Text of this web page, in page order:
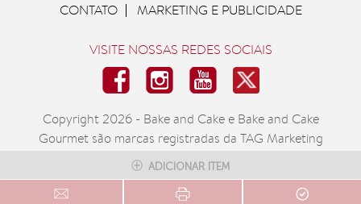
ADICIONAR ITEM
ferramentas e facilidades para você, por favor nos
Onde você mora?
CONTATO
MARKETING E PUBLICIDADE
VISITE NOSSAS REDES SOCIAIS
Copyright 2026 - Bake and Cake e Bake and Cake
Gourmet são marcas registradas da TAG Marketing
Solutions Ltda.
TERMOS DE USOePRIVACIDADE